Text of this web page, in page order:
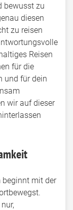
bewusst zu
diesen
zu reisen
Reisen
für die
und für dein
wir auf dieser
beginnt mit der